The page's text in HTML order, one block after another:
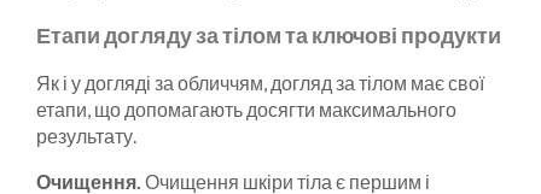
Етапи догляду за тілом та ключові продукти
Як і у догляді за обличчям, догляд за тілом має свої
етапи, що допомагають досягти максимального
результату.
Очищення. Очищення шкіри тіла є першим і